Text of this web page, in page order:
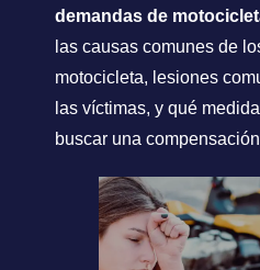
demandas de
las causas comunes de
motocicleta, lesiones
las víctimas, y qué
buscar una